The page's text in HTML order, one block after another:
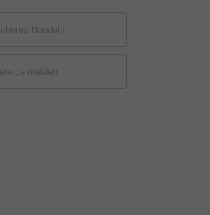
Handeln
melden